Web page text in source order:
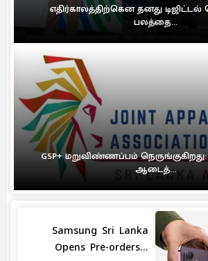
எதிர்காலத்திற்கென தனது
பலத்தை...
GSP+ மறுவிண்ணப்பம்
ஆடைத்...
Samsung Sri Lanka
Opens Pre-orders...